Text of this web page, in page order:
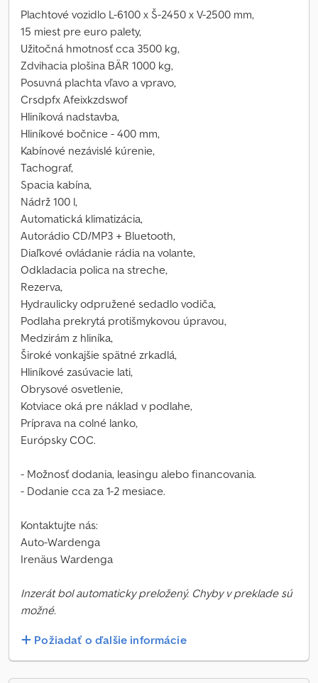
Plachtové vozidlo L-6100 x Š-2450 x V-2500 mm,
15 miest pre euro palety,
Užitočná hmotnosť cca 3500 kg,
Zdvihacia plošina BÄR 1000 kg,
Posuvná plachta vľavo a vpravo,
Crsdpfx Afeixkzdswof
Hliníková nadstavba,
Hliníkové bočnice - 400 mm,
Kabínové nezávislé kúrenie,
Tachograf,
Spacia kabína,
Nádrž 100 l,
Automatická klimatizácia,
Autorádio CD/MP3 + Bluetooth,
Diaľkové ovládanie rádia na volante,
Odkladacia polica na streche,
Rezerva,
Hydraulicky odpružené sedadlo vodiča,
Podlaha prekrytá protišmykovou úpravou,
Medzirám z hliníka,
Široké vonkajšie spätné zrkadlá,
Hliníkové zasúvacie lati,
Obrysové osvetlenie,
Kotviace oká pre náklad v podlahe,
Príprava na colné lanko,
Európsky COC.
- Možnosť dodania, leasingu alebo financovania.
- Dodanie cca za 1-2 mesiace.
Kontaktujte nás:
Auto-Wardenga
Irenäus Wardenga
Inzerát bol automaticky preložený. Chyby v preklade sú
možné.
Požiadať o ďalšie informácie